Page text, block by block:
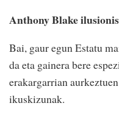
Anthony Blake
Bai, gaur egun Estatu
da eta gainera bere
erakargarrian
ikuskizunak.